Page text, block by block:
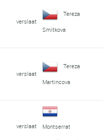
verslaat
Tereza
Smitkova
verslaat
Tereza
Martincova
verslaat
Montserrat